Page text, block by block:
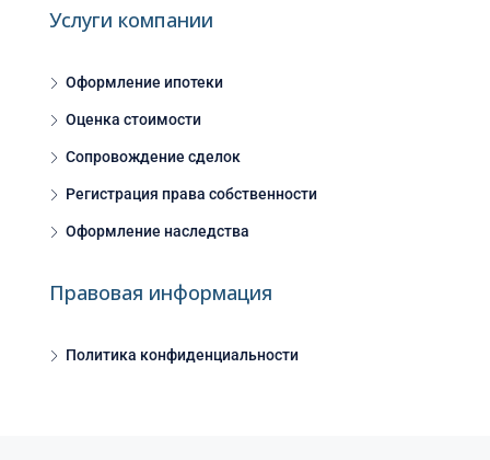
Услуги компании
Оформление ипотеки
Оценка стоимости
Сопровождение сделок
Регистрация права собственности
Оформление наследства
Правовая информация
Политика конфиденциальности